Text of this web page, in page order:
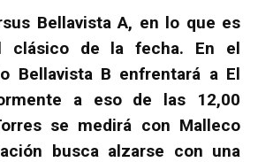
Bellavista A, en lo que es
clásico de la fecha. En el
Bellavista B enfrentará a El
a eso de las 12,00
se medirá con Malleco
busca alzarse con una